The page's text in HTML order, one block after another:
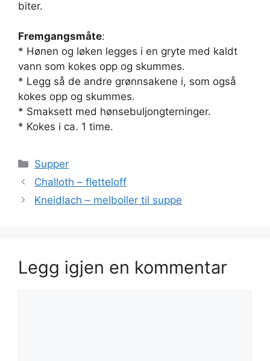
biter.
Fremgangsmåte:
* Hønen og løken legges i en gryte med kaldt
vann som kokes opp og skummes.
* Legg så de andre grønnsakene i, som også
kokes opp og skummes.
* Smaksett med hønsebuljongterninger.
* Kokes i ca. 1 time.
Kategorier
Supper
Challoth – fletteloff
Kneidlach – melboller til suppe
Legg igjen en kommentar